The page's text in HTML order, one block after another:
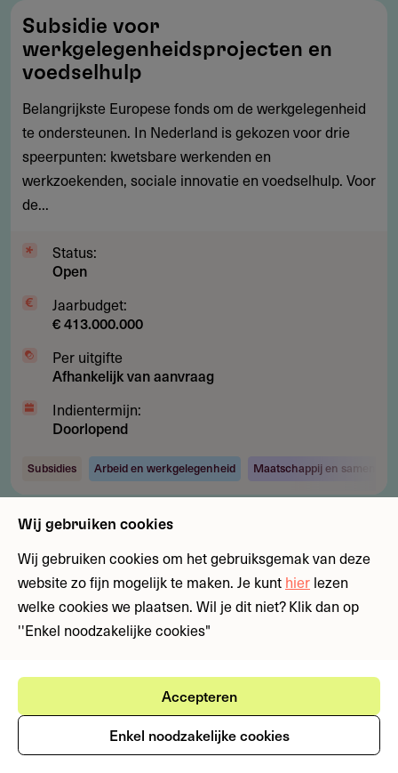
voor
werkgelegenheidsprojecten
en
voedselhulp
Subsidie voor
werkgelegenheidsprojecten en
voedselhulp
Belangrijkste Europese fonds om de werkgelegenheid
te ondersteunen. In Nederland is gekozen voor drie
speerpunten: kwetsbare werkenden en
werkzoekenden, sociale innovatie en voedselhulp. Voor
de...
Status:
Open
Jaarbudget:
€ 413.000.000
Per uitgifte
Afhankelijk van aanvraag
Indientermijn:
Doorlopend
Subsidies Arbeid en werkgelegenheid Maatschappij en
Contact
9747 AN Groningen
Wij gebruiken cookies
Wij gebruiken cookies om het gebruiksgemak van deze
website zo fijn mogelijk te maken. Je kunt hier lezen
welke cookies we plaatsen. Wil je dit niet? Klik dan op
''Enkel noodzakelijke cookies"
Accepteren
Enkel noodzakelijke cookies